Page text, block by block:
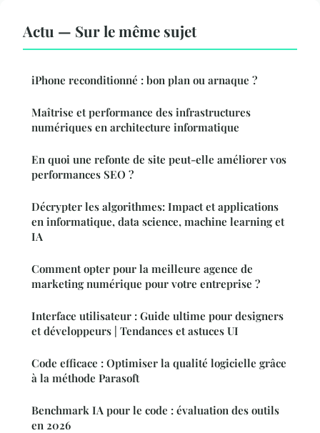
Actu — Sur le même sujet
iPhone reconditionné : bon plan ou arnaque ?
Maîtrise et performance des infrastructures
numériques en architecture informatique
En quoi une refonte de site peut-elle améliorer vos
performances SEO ?
Décrypter les algorithmes: Impact et applications
en informatique, data science, machine learning et
IA
Comment opter pour la meilleure agence de
marketing numérique pour votre entreprise ?
Interface utilisateur : Guide ultime pour designers
et développeurs | Tendances et astuces UI
Code efficace : Optimiser la qualité logicielle grâce
à la méthode Parasoft
Benchmark IA pour le code : évaluation des outils
en 2026